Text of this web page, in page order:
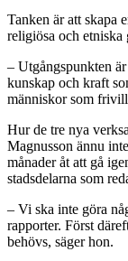
Tanken är att skapa
religiösa och etniska
– Utgångspunkten
kunskap och kraft
människor som
Hur de tre nya
Magnusson ännu
månader åt att gå
stadsdelarna som
– Vi ska inte göra
rapporter. Först
behövs, säger hon.